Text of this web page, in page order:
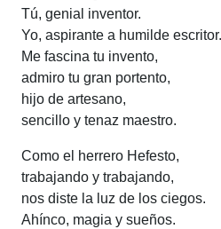
Tú, genial inventor.
Yo, aspirante a humilde escritor.
Me fascina tu invento,
admiro tu gran portento,
hijo de artesano,
sencillo y tenaz maestro.
Como el herrero Hefesto,
trabajando y trabajando,
nos diste la luz de los ciegos.
Ahínco, magia y sueños.